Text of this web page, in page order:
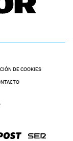
DE COOKIES